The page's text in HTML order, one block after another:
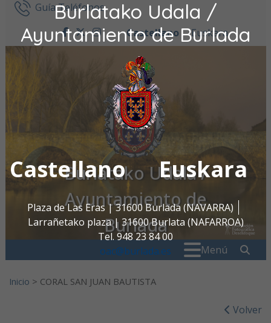
Burlatako Udala /
Ayuntamiento de Burlada
Castellano Euskara
Plaza de Las Eras | 31600 Burlada (NAVARRA)
Larrañetako plaza | 31600 Burlata (NAFARROA)
Tel. 948 23 84 00
oac@burlada.es
Ir al contenidoGuía Teléfonos
facebook
twitter
instagram
Castellano Euskara
Burlatako Udala /
Ayuntamiento de
Burlada
Menú
Inicio > CORAL SAN JUAN BAUTISTA
Volver